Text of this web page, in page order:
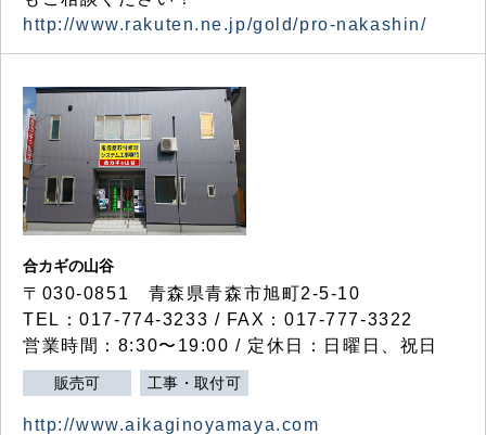
http://www.rakuten.ne.jp/gold/pro-nakashin/
合カギの山谷
〒030-0851 青森県青森市旭町2-5-10
TEL：017-774-3233 / FAX：017-777-3322
営業時間：8:30〜19:00 / 定休日：日曜日、祝日
販売可 工事・取付可
http://www.aikaginoyamaya.com